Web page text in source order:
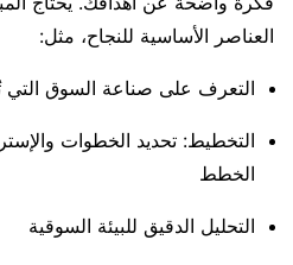
العناصر الأساسية للنجاح، مثل:
التعرف على صناعة السوق التي
التخطيط: تحديد الخطوات
الخطط
التحليل الدقيق للبيئة السوقية